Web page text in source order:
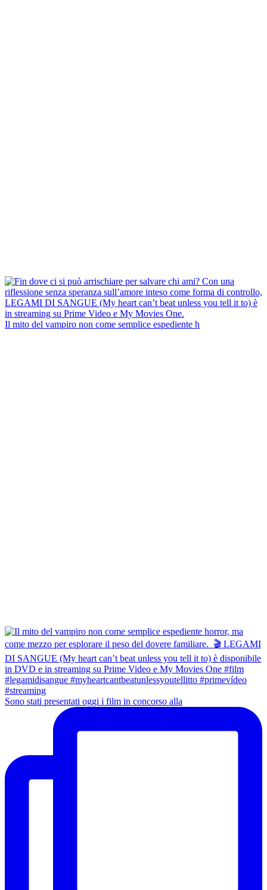
Il mito del vampiro non come semplice espediente h
Sono stati presentati oggi i film in concorso alla